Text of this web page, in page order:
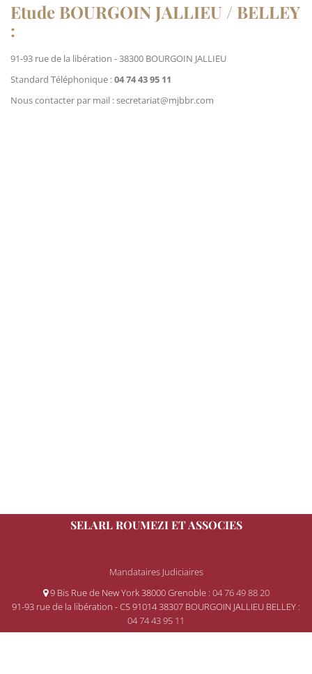
Etude BOURGOIN JALLIEU / BELLEY
:
91-93 rue de la libération - 38300 BOURGOIN JALLIEU
Standard Téléphonique :04 74 43 95 11
Nous contacter par mail : secretariat@mjbbr.com
SELARL ROUMEZI ET ASSOCIES
Mandataires Judiciaires
9 Bis Rue de New York 38000 Grenoble : 04 76 49 88 20
91-93 rue de la libération - CS 91014 38307 BOURGOIN JALLIEU BELLEY :
04 74 43 95 11